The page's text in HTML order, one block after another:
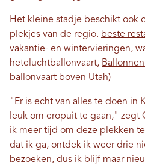
Het kleine stadje beschikt ook
plekjes van de regio. beste
vakantie- en wintervieringen,
heteluchtballonvaart,
ballonvaart boven Utah)
"Er is echt van alles te doen in
leuk om eropuit te gaan," zegt
ik meer tijd om deze plekken
dat ik ga, ontdek ik weer drie
bezoeken, dus ik blijf maar